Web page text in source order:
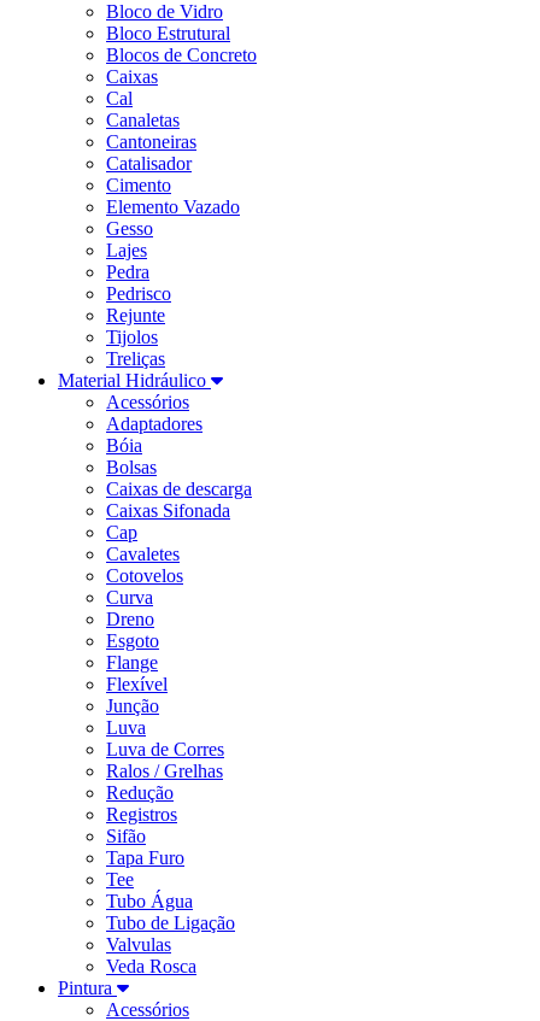
Bloco de Vidro
Bloco Estrutural
Blocos de Concreto
Caixas
Cal
Canaletas
Cantoneiras
Catalisador
Cimento
Elemento Vazado
Gesso
Lajes
Pedra
Pedrisco
Rejunte
Tijolos
Treliças
Material Hidráulico
Acessórios
Adaptadores
Bóia
Bolsas
Caixas de descarga
Caixas Sifonada
Cap
Cavaletes
Cotovelos
Curva
Dreno
Esgoto
Flange
Flexível
Junção
Luva
Luva de Corres
Ralos / Grelhas
Redução
Registros
Sifão
Tapa Furo
Tee
Tubo Água
Tubo de Ligação
Valvulas
Veda Rosca
Pintura
Acessórios